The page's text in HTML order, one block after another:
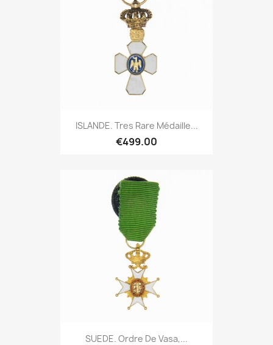
ISLANDE. Tres Rare Médaille...
€499.00
SUEDE. Ordre De Vasa,...